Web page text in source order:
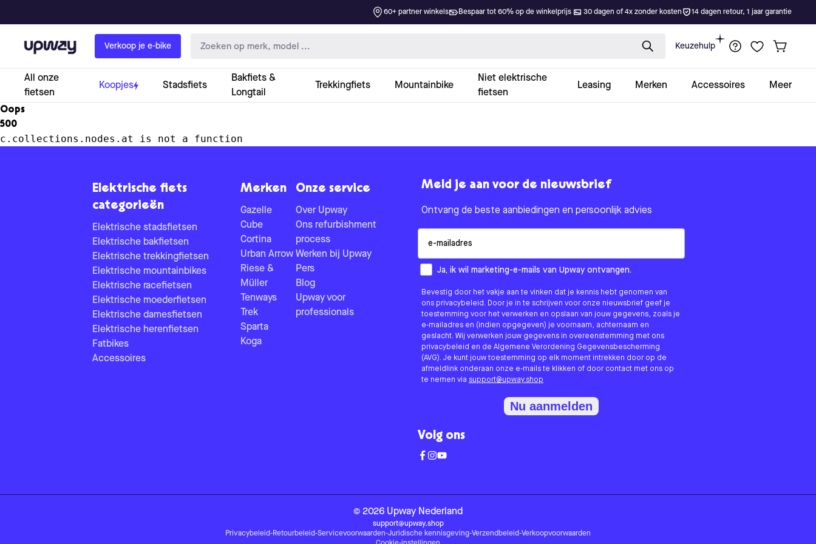
60+ partner winkels Bespaar tot 60% op de winkelprijs 30 dagen of 4x zonder kosten 14 dagen retour, 1 jaar garantie
Upway Verkoop je e-bike Keuzehulp
All onze
fietsen
Koopjes Stadsfiets
Bakfiets &
Longtail
Trekkingfiets Mountainbike
Niet elektrische
fietsen
Leasing Merken Accessoires Meer
Oops
500
c.collections.nodes.at is not a function
Elektrische fiets
categorieën
Elektrische stadsfietsen
Elektrische bakfietsen
Elektrische trekkingfietsen
Elektrische mountainbikes
Elektrische racefietsen
Elektrische moederfietsen
Elektrische damesfietsen
Elektrische herenfietsen
Fatbikes
Accessoires
Merken
Gazelle
Cube
Cortina
Urban Arrow
Riese &
Müller
Tenways
Trek
Sparta
Koga
Onze service
Over Upway
Ons refurbishment
process
Werken bij Upway
Pers
Blog
Upway voor
professionals
Meld je aan voor de nieuwsbrief
Ontvang de beste aanbiedingen en persoonlijk advies
How would you like to hear from us?
Ja, ik wil marketing-e-mails van Upway ontvangen.
Bevestig door het vakje aan te vinken dat je kennis hebt genomen van
ons privacybeleid. Door je in te schrijven voor onze nieuwsbrief geef je
toestemming voor het verwerken en opslaan van jouw gegevens, zoals je
e-mailadres en (indien opgegeven) je voornaam, achternaam en
geslacht. Wij verwerken jouw gegevens in overeenstemming met ons
privacybeleid en de Algemene Verordening Gegevensbescherming
(AVG). Je kunt jouw toestemming op elk moment intrekken door op de
afmeldlink onderaan onze e-mails te klikken of door contact met ons op
te nemen via support@upway.shop
Nu aanmelden
Volg ons
© 2026 Upway Nederland
support@upway.shop
Privacybeleid-Retourbeleid-Servicevoorwaarden-Juridische kennisgeving-Verzendbeleid-Verkoopvoorwaarden